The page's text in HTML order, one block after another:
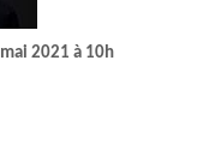
2021 à 10h